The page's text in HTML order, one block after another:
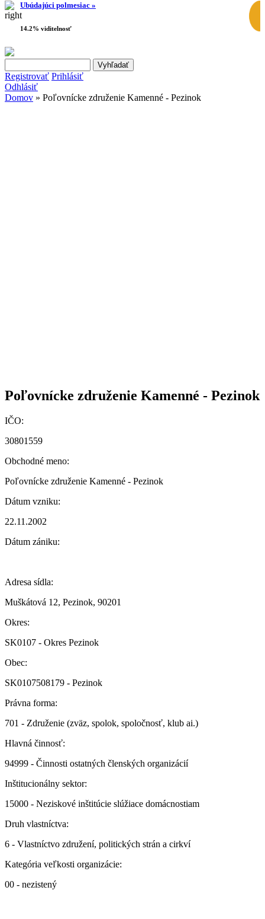
Ubúdajúci polmesiac »
14.2% viditelnosť
Vyhľadávanie
Registrovať Prihlásiť
Odhlásiť
Domov » Poľovnícke združenie Kamenné - Pezinok
Poľovnícke združenie Kamenné - Pezinok
IČO:
30801559
Obchodné meno:
Poľovnícke združenie Kamenné - Pezinok
Dátum vzniku:
22.11.2002
Dátum zániku:
Adresa sídla:
Muškátová 12, Pezinok, 90201
Okres:
SK0107 - Okres Pezinok
Obec:
SK0107508179 - Pezinok
Právna forma:
701 - Združenie (zväz, spolok, spoločnosť, klub ai.)
Hlavná činnosť:
94999 - Činnosti ostatných členských organizácií
Inštitucionálny sektor:
15000 - Neziskové inštitúcie slúžiace domácnostiam
Druh vlastníctva:
6 - Vlastníctvo združení, politických strán a cirkví
Kategória veľkosti organizácie:
00 - nezistený